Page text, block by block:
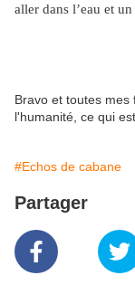
aller dans l’eau et
Bravo et toutes mes
l'humanité, ce qui
#Echos de cabane
Partager